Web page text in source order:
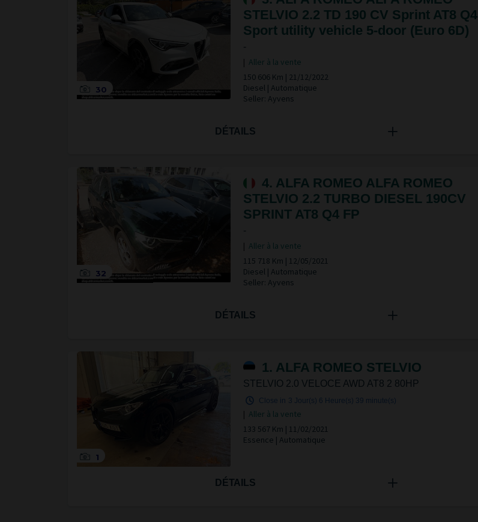
30
STELVIO 2.2 TD 190 CV Sprint AT8 Q4
Sport utility vehicle 5-door (Euro 6D)
-
| Aller à la vente
150 606 Km | 21/12/2022
Diesel | Automatique
Seller: Ayvens
DÉTAILS
32
4. ALFA ROMEO ALFA ROMEO
STELVIO 2.2 TURBO DIESEL 190CV
SPRINT AT8 Q4 FP
-
| Aller à la vente
115 718 Km | 12/05/2021
Diesel | Automatique
Seller: Ayvens
DÉTAILS
1
1. ALFA ROMEO STELVIO
STELVIO 2.0 VELOCE AWD AT8 2 80HP
Close in 3 Jour(s) 6 Heure(s) 39 minute(s)
| Aller à la vente
133 567 Km | 11/02/2021
Essence | Automatique
DÉTAILS